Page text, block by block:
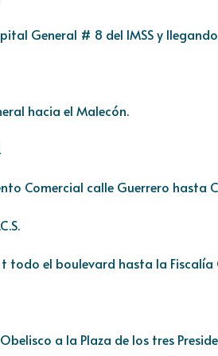
General # 8 del IMSS y
hacia el Malecón.
Comercial calle Guerrero hasta
todo el boulevard hasta la Fiscalía
a la Plaza de los tres